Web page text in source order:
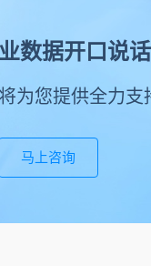
数据开口说话
为您提供全力支
马上咨询